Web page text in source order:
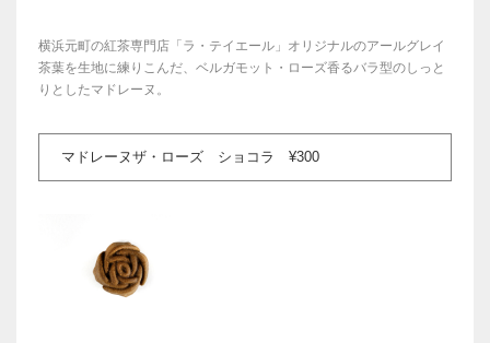
横浜元町の紅茶専門店「ラ・テイエール」オリジナルのアールグレイ
茶葉を生地に練りこんだ、ベルガモット・ローズ香るバラ型のしっと
りとしたマドレーヌ。
マドレーヌザ・ローズ ショコラ ¥300